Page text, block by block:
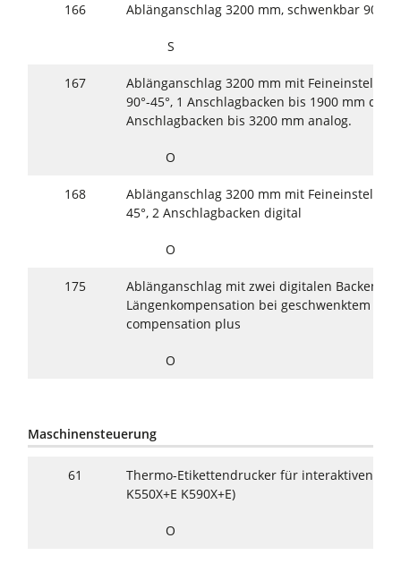
166 Ablänganschlag 3200 mm, schwenkbar
S
167
Ablänganschlag 3200 mm mit
90°-45°, 1 Anschlagbacken bis 1900 mm
Anschlagbacken bis 3200 mm analog.
O
168
Ablänganschlag 3200 mm mit
45°, 2 Anschlagbacken digital
O
175
Ablänganschlag mit zwei digitalen Backen
Längenkompensation bei geschwenktem
compensation plus
O
Maschinensteuerung
61
Thermo-Etikettendrucker für interaktiven
K550X+E K590X+E)
O